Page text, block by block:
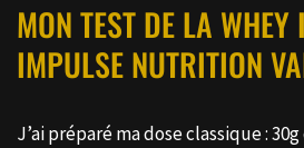
MON TEST DE LA WHEY
IMPULSE NUTRITION
J’ai préparé ma dose classique :